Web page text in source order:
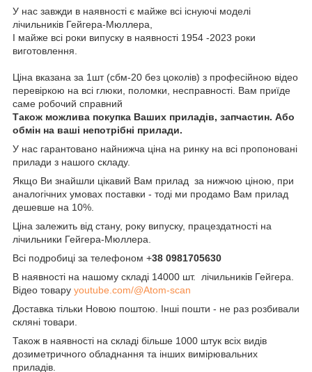
У нас завжди в наявності є майже всі існуючі моделі
лічильників Гейгера-Мюллера,
І майже всі роки випуску в наявності 1954 -2023 роки
виготовлення.
Ціна вказана за 1шт (сбм-20 без цоколів) з професійною відео
перевіркою на всі глюки, поломки, несправності. Вам приїде
саме робочий справний
Також можлива покупка Ваших приладів, запчастин. Або
обмін на ваші непотрібні прилади.
У нас гарантовано найнижча ціна на ринку на всі пропоновані
прилади з нашого складу.
Якщо Ви знайшли цікавий Вам прилад за нижчою ціною, при
аналогічних умовах поставки - тоді ми продамо Вам прилад
дешевше на 10%.
Ціна залежить від стану, року випуску, працездатності на
лічильники Гейгера-Мюллера.
Всі подробиці за телефоном +38 0981705630
В наявності на нашому складі 14000 шт. лічильників Гейгера.
Відео товару youtube.com/@Atom-scan
Доставка тільки Новою поштою. Інші пошти - не раз розбивали
скляні товари.
Також в наявності на складі більше 1000 штук всіх видів
дозиметричного обладнання та інших вимірювальних
приладів.